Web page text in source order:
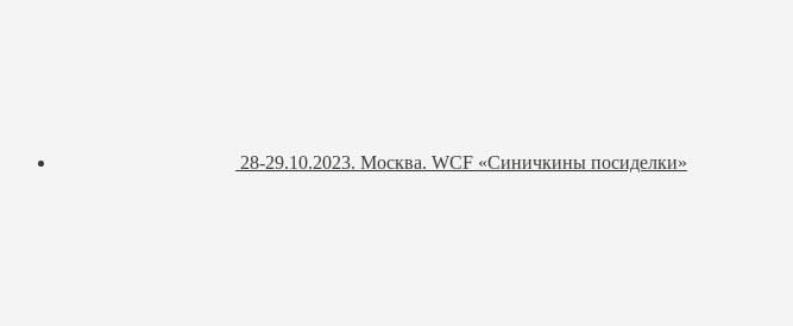
28-29.10.2023. Москва. WCF «Синичкины посиделки»